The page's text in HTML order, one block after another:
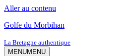
Aller au contenu
Golfe du Morbihan
La Bretagne authentique
MENUMENU